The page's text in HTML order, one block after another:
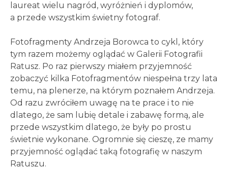
laureat wielu nagród, wyróżnień i dyplomów,
a przede wszystkim świetny fotograf.
Fotofragmenty Andrzeja Borowca to cykl, który
tym razem możemy oglądać w Galerii Fotografii
Ratusz. Po raz pierwszy miałem przyjemność
zobaczyć kilka Fotofragmentów niespełna trzy lata
temu, na plenerze, na którym poznałem Andrzeja.
Od razu zwróciłem uwagę na te prace i to nie
dlatego, że sam lubię detale i zabawę formą, ale
przede wszystkim dlatego, że były po prostu
świetnie wykonane. Ogromnie się cieszę, ze mamy
przyjemność oglądać taką fotografię w naszym
Ratuszu.